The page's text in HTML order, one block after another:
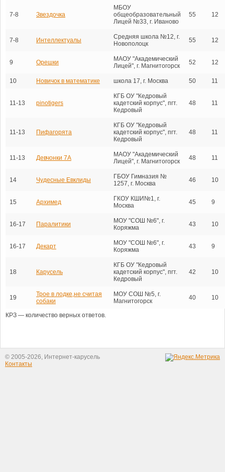
7-8 Звездочка
МБОУ
общеобразовательный
Лицей №33, г. Иваново
55 12
7-8 Интеллектуалы
Средняя школа №12, г.
Новополоцк
55 12
9 Орешки
МАОУ "Академический
Лицей", г. Магнитогорск
52 12
10 Новичок в математике школа 17, г. Москва 50 11
11-13 pinotigers
КГБ ОУ "Кедровый
кадетский корпус", пгт.
Кедровый
48 11
11-13 Пифагорята
КГБ ОУ "Кедровый
кадетский корпус", пгт.
Кедровый
48 11
11-13 Девчонки 7А
МАОУ "Академический
Лицей", г. Магнитогорск
48 11
14 Чудесные Евклиды
ГБОУ Гимназия №
1257, г. Москва
46 10
15 Архимед
ГКОУ КШИ№1, г.
Москва
45 9
16-17 Паралитики
МОУ "СОШ №6", г.
Коряжма
43 10
16-17 Декарт
МОУ "СОШ №6", г.
Коряжма
43 9
18 Карусель
КГБ ОУ "Кедровый
кадетский корпус", пгт.
Кедровый
42 10
19
Трое в лодке,не считая
собаки
МОУ СОШ №5, г.
Магнитогорск
40 10
КРЗ — количество верных ответов.
© 2005-2026, Интернет-карусель
Контакты